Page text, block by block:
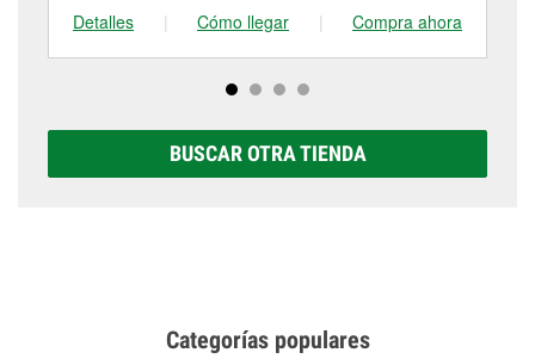
Detalles
| Cómo llegar | Compra ahora
BUSCAR OTRA TIENDA
Categorías populares